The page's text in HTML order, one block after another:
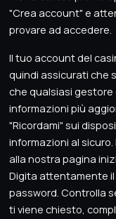
"Crea account" e
provare ad accedere.
Il tuo account del
quindi assicurati che
che qualsiasi gestore
informazioni più
"Ricordami" sui
informazioni al
alla nostra pagina
Digita attentamente
password. Controlla
ti viene chiesto,